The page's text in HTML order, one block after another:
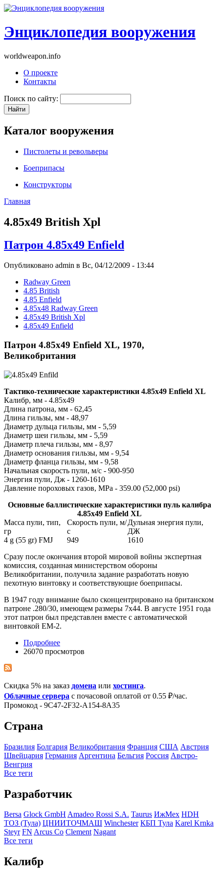
Энциклопедия вооружения
worldweapon.info
О проекте
Контакты
Поиск по сайту:
Каталог вооружения
Пистолеты и револьверы
Боеприпасы
Конструкторы
Главная
4.85x49 British Xpl
Патрон 4.85x49 Enfield
Опубликовано admin в Вс, 04/12/2009 - 13:44
Radway Green
4.85 British
4.85 Enfield
4.85x48 Radway Green
4.85x49 British Xpl
4.85x49 Enfield
Патрон 4.85x49 Enfield XL, 1970,
Великобритания
Тактико-технические характеристики 4.85х49 Enfield XL
Калибр, мм - 4.85х49
Длина патрона, мм - 62,45
Длина гильзы, мм - 48,97
Диаметр дульца гильзы, мм - 5,59
Диаметр шеи гильзы, мм - 5,59
Диаметр плеча гильзы, мм - 8,97
Диаметр основания гильзы, мм - 9,54
Диаметр фланца гильзы, мм - 9,58
Начальная скорость пули, м/с - 900-950
Энергия пули, Дж - 1260-1610
Давление пороховых газов, MPa - 359.00 (52,000 psi)
Основные баллистические характеристики пуль калибра
4.85х49 Enfield XL
Масса пули, тип,
гр
Скорость пули, м/
с
Дульная энергия пули,
ДЖ
4 g (55 gr) FMJ
949
1610
Сразу после окончания второй мировой войны экспертная
комиссия, созданная министерством обороны
Великобритании, получила задание разработать новую
пехотную винтовку и соответствующие боеприпасы.
В 1947 году внимание было сконцентрировано на британском
патроне .280/30, имеющем размеры 7x44. В августе 1951 года
этот патрон был представлен вместе с автоматической
винтовкой ЕМ-2.
Подробнее
26070 просмотров
Скидка 5% на заказ домена или хостинга.
Облачные сервера с почасовой оплатой от 0.55 ₽/час.
Промокод - 9C47-2F32-A154-8A35
Страна
Бразилия Болгария Великобритания Франция США Австрия
Швейцария Германия Аргентина Бельгия Росcия Австро-
Венгрия
Все теги
Разработчик
Bersa Glock GmbH Amadeo Rossi S.A. Taurus ИжМех HDH
ТОЗ (Тула) ЦНИИТОЧМАШ Winchester КБП Тула Karel Krnka
Steyr FN Arcus Co Clement Nagant
Все теги
Калибр